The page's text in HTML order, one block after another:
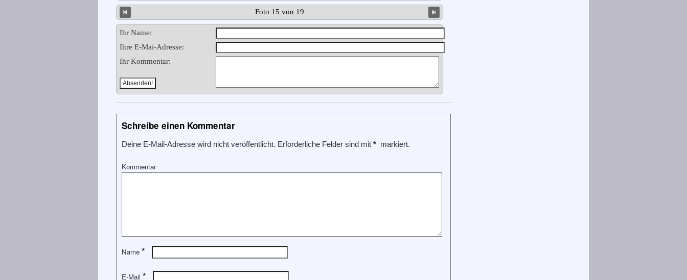
Foto 15 von 19
Ihr Name:
Ihre E-Mai-Adresse:
Ihr Kommentar:
Schreibe einen Kommentar
Deine E-Mail-Adresse wird nicht veröffentlicht. Erforderliche Felder sind mit * markiert.
Kommentar
Name *
E-Mail *